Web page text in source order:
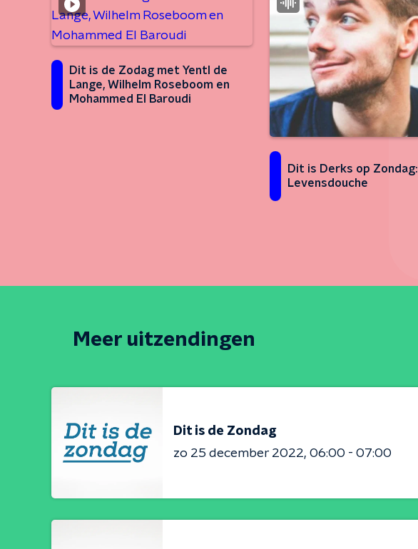
Dit is de Zodag met Yentl de
Lange, Wilhelm Roseboom en
Mohammed El Baroudi
Dit is Derks op Zondag:
Levensdouche
Meer uitzendingen
Dit is de Zondag
zo 25 december 2022 06:00 - 07:00